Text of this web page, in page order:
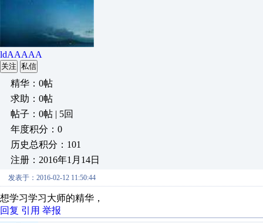
ldAAAAA
关注 私信
精华：0帖
求助：0帖
帖子：0帖 | 5回
年度积分：0
历史总积分：101
注册：2016年1月14日
发表于：2016-02-12 11:50:44
想学习学习大师的精华，
回复 引用 举报